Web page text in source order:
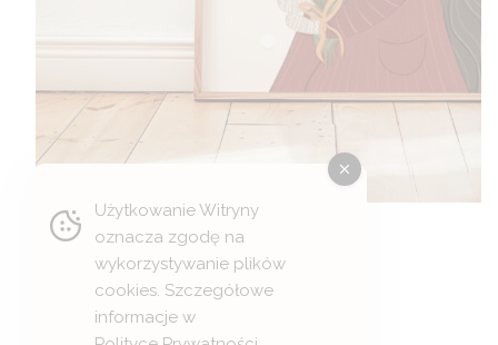
Zimowy spacer – plakat
świąteczny
44,00zł–49,00zł
Zakres
Użytkowanie Witryny
oznacza zgodę na
wykorzystywanie plików
cookies. Szczegółowe
informacje w